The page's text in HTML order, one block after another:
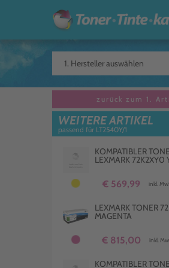
zurück zum 1.
WEITERE ARTIKEL
passend für LT2540Y/1
KOMPATIBLER
LEXMARK 72K2XY0
€ 569,99 inkl.
LEXMARK TONER
MAGENTA
€ 815,00 inkl.
KOMPATIBLER